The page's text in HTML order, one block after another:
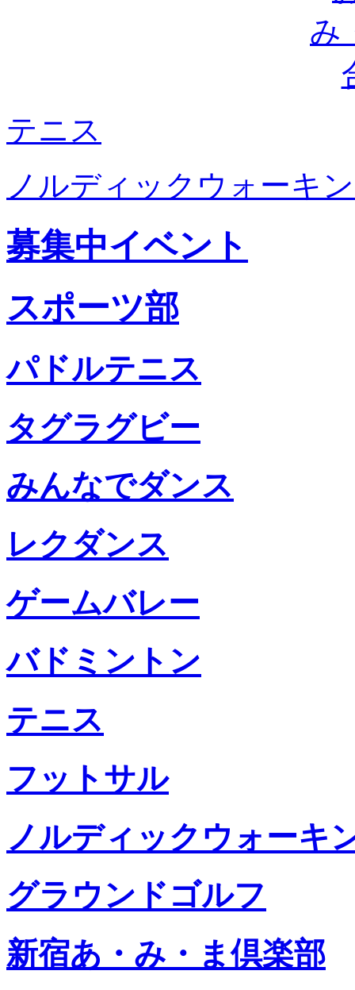
テニス
ノルディックウォーキ
募集中イベント
スポーツ部
パドルテニス
タグラグビー
みんなでダンス
レクダンス
ゲームバレー
バドミントン
テニス
フットサル
ノルディックウォーキ
グラウンドゴルフ
新宿あ・み・ま倶楽部